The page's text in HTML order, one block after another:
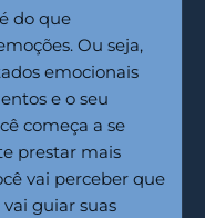
do que
Ou seja,
emocionais
e o seu
começa a se
prestar mais
vai perceber que
guiar suas